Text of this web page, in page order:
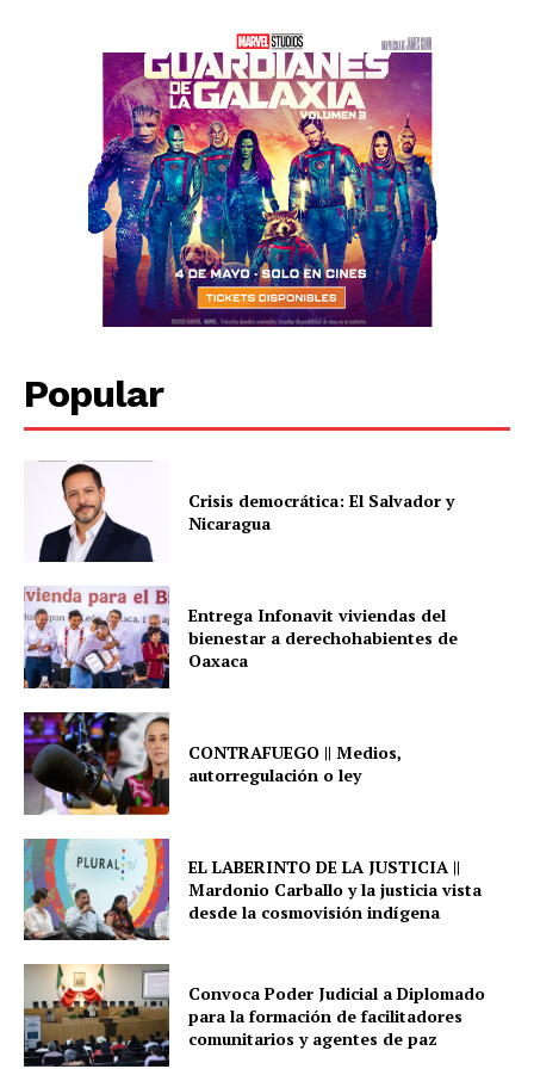
Popular
Crisis democrática: El Salvador y
Nicaragua
Entrega Infonavit viviendas del
bienestar a derechohabientes de
Oaxaca
CONTRAFUEGO || Medios,
autorregulación o ley
EL LABERINTO DE LA JUSTICIA ||
Mardonio Carballo y la justicia vista
desde la cosmovisión indígena
Convoca Poder Judicial a Diplomado
para la formación de facilitadores
comunitarios y agentes de paz